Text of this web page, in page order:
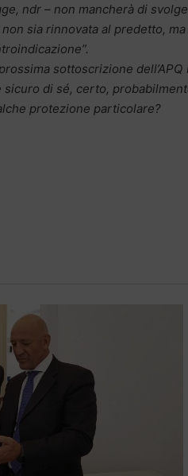
ndr – non mancherà di
sia rinnovata al predetto,
sottoscrizione dell’APQ
di sé, certo,
protezione particolare?